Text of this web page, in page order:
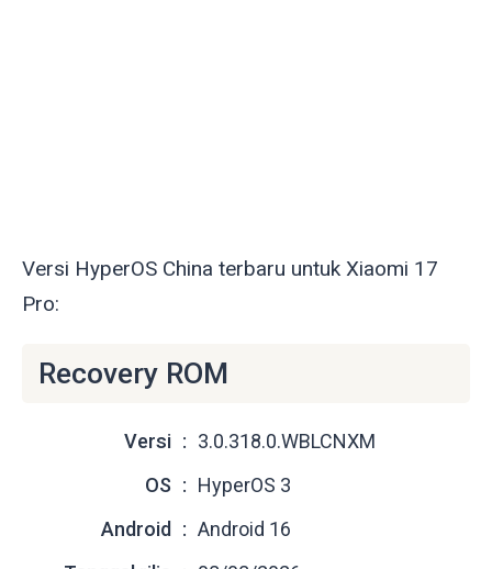
Versi HyperOS China terbaru untuk Xiaomi 17
Pro:
Recovery ROM
Versi
3.0.318.0.WBLCNXM
OS
HyperOS 3
Android
Android 16